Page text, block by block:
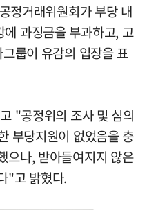
정거래위원회가 부당 내
과징금을 부과하고, 고
룹이 유감의 입장을 표
"공정위의 조사 및 심의
부당지원이 없었음을 충
으나, 받아들여지지 않은
"고 밝혔다.